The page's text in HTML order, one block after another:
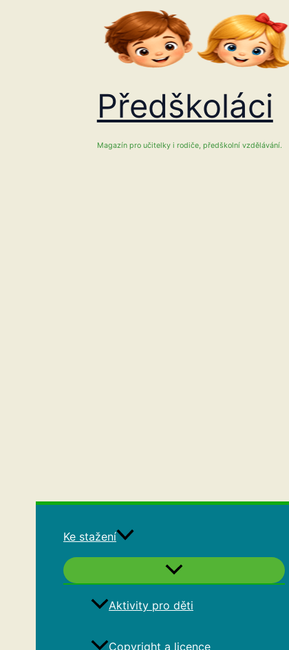
Předškoláci
Magazín pro učitelky i rodiče, předškolní vzdělávání.
Ke stažení
Aktivity pro děti
Copyright a licence